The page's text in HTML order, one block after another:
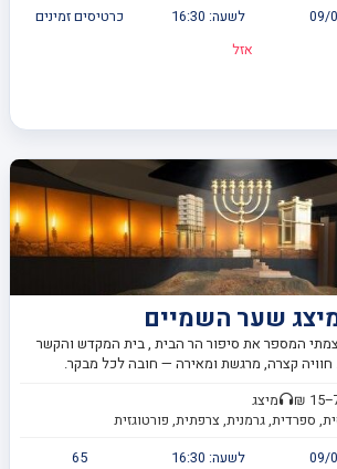
09/ לשעה: 16:30
כרטיסים זמינים
אזל
שער השמיים
המספר את סיפור הר הבית , בית המקדש והקשר
חוויה קצרה, מרגשת ומאירה — חובה לכל מבקר.
מיצג
ספרדית, גרמנית, צרפתית, פורטוגזית
09/ לשעה: 16:30
65